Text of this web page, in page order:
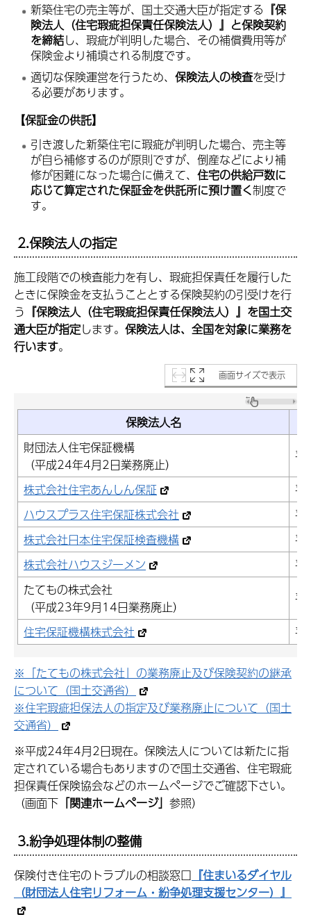
新築住宅の売主等が、国土交通大臣が指定する 『保
険法人（住宅瑕疵担保責任保険法人）』と保険契約
を締結し、瑕疵が判明した場合、その補償費用等が
保険金より補填される制度です。
適切な保険運営を行うため、保険法人の検査を受け
る必要があります。
【保証金の供託】
引き渡した新築住宅に瑕疵が判明した場合、売主等
が自ら補修するのが原則ですが、倒産などにより補
修が困難になった場合に備えて、住宅の供給戸数に
応じて算定された保証金を供託所に預け置く制度で
す。
2.保険法人の指定
施工段階での検査能力を有し、瑕疵担保責任を履行した
ときに保険金を支払うこととする保険契約の引受けを行
う 『保険法人（住宅瑕疵担保責任保険法人）』を国土交
通大臣が指定します。 保険法人は、全国を対象に業務を
行います。
画面サイズで表示
保険法人名
財団法人住宅保証機構
（平成24年4月2日業務廃止）
平
株式会社住宅あんしん保証
平
ハウスプラス住宅保証株式会社
平
株式会社日本住宅保証検査機構
平
株式会社ハウスジーメン
平
たてもの株式会社
（平成23年9月14日業務廃止）
平
住宅保証機構株式会社
平
※「たてもの株式会社」の業務廃止及び保険契約の継承
について（国土交通省）
※住宅瑕疵担保法人の指定及び業務廃止について（国土
交通省）
※平成24年4月2日現在。保険法人については新たに指
定されている場合もありますので国土交通省、住宅瑕疵
担保責任保険協会などのホームページでご確認下さい。
（画面下 「関連ホームページ」 参照）
3.紛争処理体制の整備
保険付き住宅のトラブルの相談窓口 『住まいるダイヤル
（財団法人住宅リフォーム・紛争処理支援センター）』